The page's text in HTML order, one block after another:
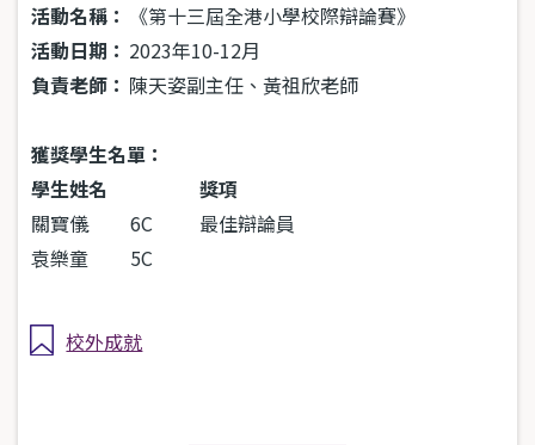
活動名稱：
《第十三屆全港小學校際辯論賽》
活動日期： 2023年10-12月
負責老師： 陳天姿副主任、黃祖欣老師
獲獎學生名單：
學生姓名
獎項
關寶儀
6C
最佳辯論員
袁樂童
5C
校外成就